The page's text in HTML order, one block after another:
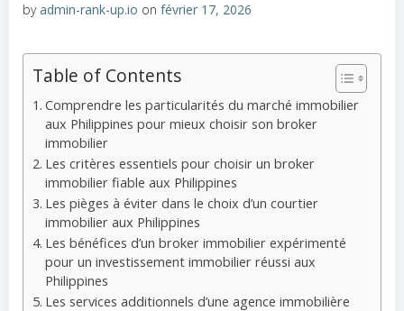
byadmin-rank-up.io on février 17, 2026
Table of Contents
Comprendre les particularités du marché immobilier
aux Philippines pour mieux choisir son broker
immobilier
Les critères essentiels pour choisir un broker
immobilier fiable aux Philippines
Les pièges à éviter dans le choix d’un courtier
immobilier aux Philippines
Les bénéfices d’un broker immobilier expérimenté
pour un investissement immobilier réussi aux
Philippines
Les services additionnels d’une agence immobilière